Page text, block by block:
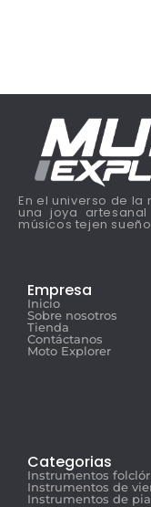
En el universo de
una joya
músicos tejen
Empresa
Inicio
Sobre nosotros
Tienda
Contáctanos
Moto Explorer
Categorias
Instrumentos
Instrumentos de
Instrumentos de